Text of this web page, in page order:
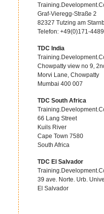
Graf-Vieregg-Straße 2
82327 Tutzing am
Telefon: +49(0)171-
TDC India
Chowpatty view no 9,
Morvi Lane, Chowpatty
TDC South Africa
66 Lang Street
Kuils River
Cape Town 7580
South Africa
TDC El Salvador
39 ave. Norte. Urb.
El Salvador